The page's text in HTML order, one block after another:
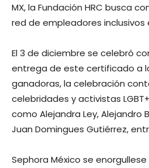
MX, la Fundación HRC busca
red de empleadores inclusivos
El 3 de diciembre se celebró
entrega de este certificado a
ganadoras, la celebración
celebridades y activistas
como Alejandra Ley, Alejandro
Juan Domingues Gutiérrez,
Sephora México se